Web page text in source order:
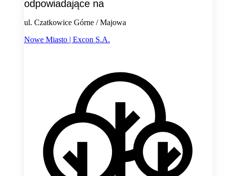
odpowiadające na
ul. Czatkowice Górne / Majowa
Nowe Miasto | Excon S.A.